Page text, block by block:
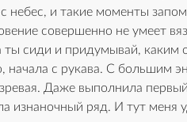
небес, и такие моменты
совершенно не умеет
ты сиди и придумывай, каким
начала с рукава. С большим
Даже выполнила
изнаночный ряд. И тут меня